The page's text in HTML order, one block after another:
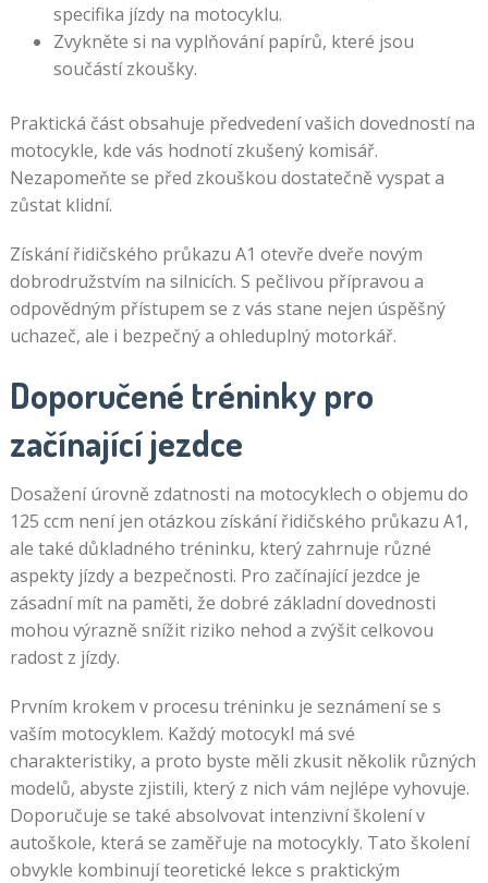
specifika jízdy na motocyklu.
Zvykněte si na vyplňování papírů, které jsou
součástí zkoušky.
Praktická část obsahuje předvedení vašich dovedností na
motocykle, kde vás hodnotí zkušený komisář.
Nezapomeňte se před zkouškou dostatečně vyspat a
zůstat klidní.
Získání řidičského průkazu A1 otevře dveře novým
dobrodružstvím na silnicích. S pečlivou přípravou a
odpovědným přístupem se z vás stane nejen úspěšný
uchazeč, ale i bezpečný a ohleduplný motorkář.
Doporučené tréninky pro
začínající jezdce
Dosažení úrovně zdatnosti na motocyklech o objemu do
125 ccm není jen otázkou získání řidičského průkazu A1,
ale také důkladného tréninku, který zahrnuje různé
aspekty jízdy a bezpečnosti. Pro začínající jezdce je
zásadní mít na paměti, že dobré základní dovednosti
mohou výrazně snížit riziko nehod a zvýšit celkovou
radost z jízdy.
Prvním krokem v procesu tréninku je seznámení se s
vaším motocyklem. Každý motocykl má své
charakteristiky, a proto byste měli zkusit několik různých
modelů, abyste zjistili, který z nich vám nejlépe vyhovuje.
Doporučuje se také absolvovat intenzivní školení v
autoškole, která se zaměřuje na motocykly. Tato školení
obvykle kombinují teoretické lekce s praktickým